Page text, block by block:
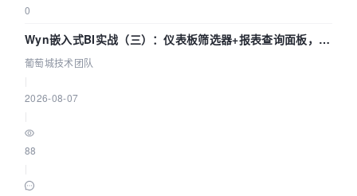
0
Wyn嵌入式BI实战（三）：仪表板筛选器+报表查询面板，参
数联动全闭环
葡萄城技术团队
2026-08-07
88